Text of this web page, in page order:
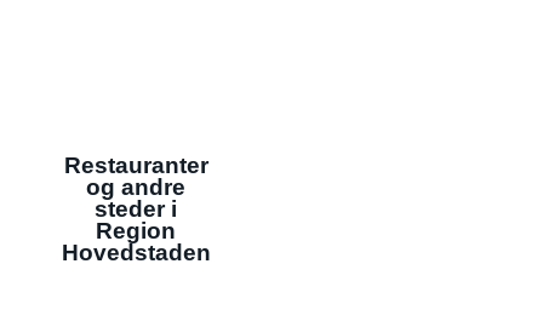
Restauranter
og andre
steder i
Region
Hovedstaden